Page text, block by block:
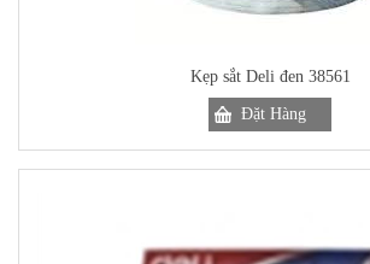
Kẹp sắt Deli đen 38561